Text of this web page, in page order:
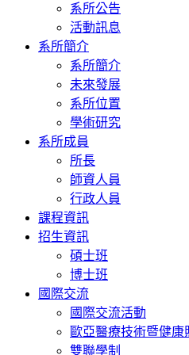
系所公告
活動訊息
系所簡介
系所簡介
未來發展
系所位置
學術研究
系所成員
所長
師資人員
行政人員
課程資訊
招生資訊
碩士班
博士班
國際交流
國際交流活動
歐亞醫療技術暨健
雙聯學制